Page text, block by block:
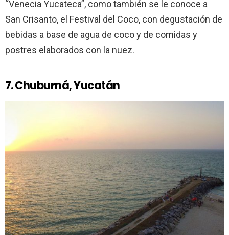
“Venecia Yucateca”, como también se le conoce a
San Crisanto, el Festival del Coco, con degustación de
bebidas a base de agua de coco y de comidas y
postres elaborados con la nuez.
7. Chuburná, Yucatán